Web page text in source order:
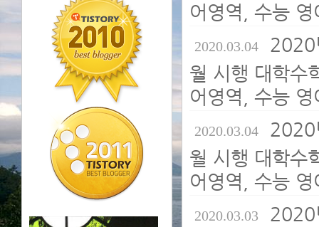
어영역, 수능
2020.03.04 2020
월 시행 대학수
어영역, 수능
2020.03.04 2020
월 시행 대학수
어영역, 수능
2020.03.03 2020